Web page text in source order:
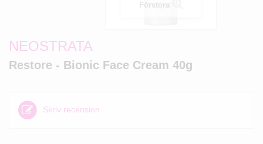
Förstora
NEOSTRATA
Restore - Bionic Face Cream 40g
Skriv recension